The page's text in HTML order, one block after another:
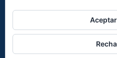
Tfno: